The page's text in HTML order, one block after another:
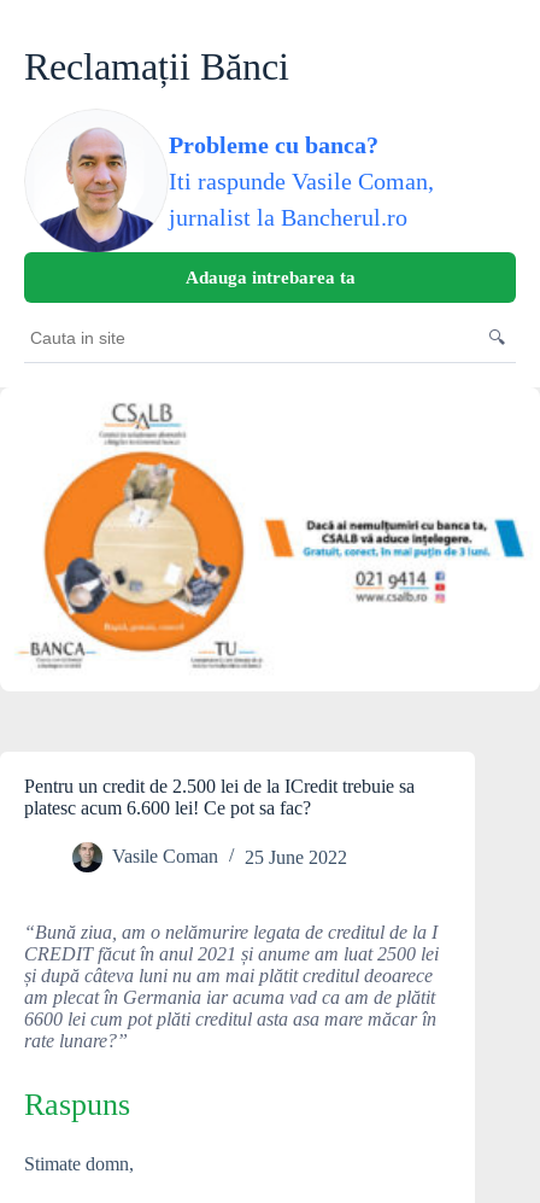
contentReclamații Bănci
Probleme cu banca?
Iti raspunde Vasile Coman,
jurnalist la Bancherul.ro
Adauga intrebarea ta
Cauta
in
🔍
Pentru un credit de 2.500 lei de la ICredit trebuie sa
platesc acum 6.600 lei! Ce pot sa fac?
Vasile Coman 25 June 2022
“Bună ziua, am o nelămurire legata de creditul de la I
CREDIT făcut în anul 2021 și anume am luat 2500 lei
și după câteva luni nu am mai plătit creditul deoarece
am plecat în Germania iar acuma vad ca am de plătit
6600 lei cum pot plăti creditul asta asa mare măcar în
rate lunare?”
Raspuns
Stimate domn,